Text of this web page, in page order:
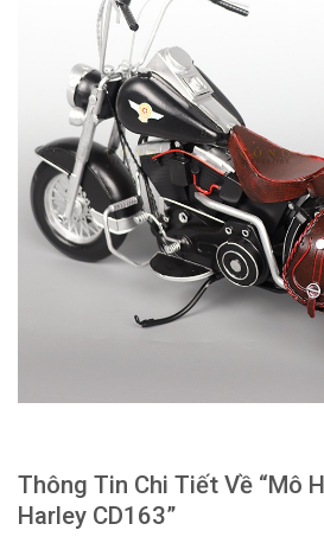
Thông Tin Chi Tiết Về “Mô
Harley CD163”